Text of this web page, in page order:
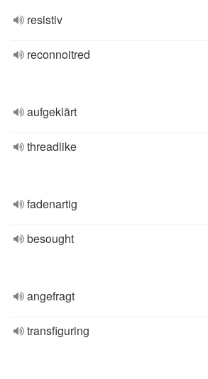
resistiv
reconnoitred
aufgeklärt
threadlike
fadenartig
besought
angefragt
transfiguring